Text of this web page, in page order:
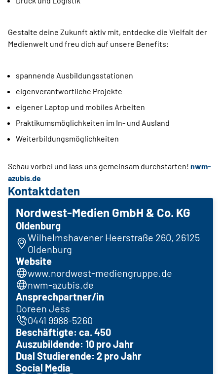
Gestalte deine Zukunft aktiv mit, entdecke die Vielfalt der
Medienwelt und freu dich auf unsere Benefits:
spannende Ausbildungsstationen
eigenverantwortliche Projekte
eigener Laptop und mobiles Arbeiten
Praktikumsmöglichkeiten im In- und Ausland
Weiterbildungsmöglichkeiten
Schau vorbei und lass uns gemeinsam durchstarten! nwm-
azubis.de
Kontaktdaten
Nordwest-Medien GmbH & Co. KG
Oldenburg
Wilhelmshavener Heerstraße 260, 26125
Oldenburg
Website
www.nordwest-mediengruppe.de
nwm-azubis.de
Ansprechpartner/in
Doreen Jess
0441 9988-5260
Beschäftigte: ca. 450
Auszubildende: 10 pro Jahr
Dual Studierende: 2 pro Jahr
Social Media